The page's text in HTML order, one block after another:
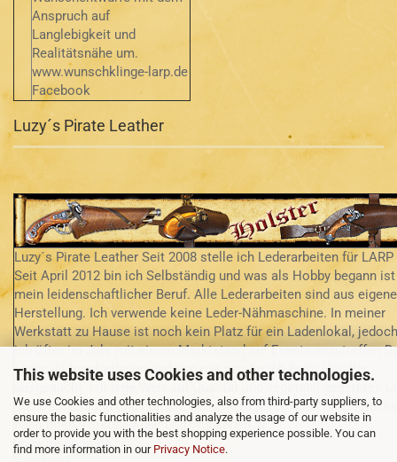
This website uses Cookies and other technologies.
We use Cookies and other technologies, also from third-party suppliers, to
ensure the basic functionalities and analyze the usage of our website in
order to provide you with the best shopping experience possible. You can
find more information in our Privacy Notice.
Anspruch auf
Langlebigkeit und
Realitätsnähe um.
www.wunschklinge-larp.de
Facebook
Luzy´s Pirate Leather
Luzy´s Pirate Leather Seit 2008 stelle ich Lederarbeiten für LARP
Seit April 2012 bin ich Selbständig und was als Hobby begann
mein leidenschaftlicher Beruf. Alle Lederarbeiten sind aus
Herstellung. Ich verwende keine Leder-Nähmaschine. In meiner
Werkstatt zu Hause ist noch kein Platz für ein Ladenlokal,
ich öfter im Jahr mit einem Marktstand auf Events anzutreffen
Leder ist handverlesen und von mir persönlich beim Händler
ausgesucht. Ich lege Wert auf Qualität und vegetabil gegerbtes
aus Deutschland und Europa. Gerne fertige ich auch Einzelstücke
nach Ihren Vorstellungen und Wünschen an.
www.lpl-shop.de